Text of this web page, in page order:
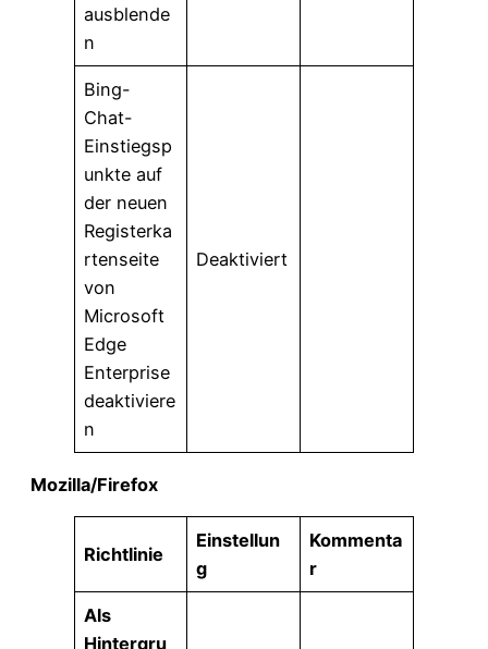
ausblende
n
Bing-
Chat-
Einstiegsp
unkte auf
der neuen
Registerka
rtenseite
von
Microsoft
Edge
Enterprise
deaktiviere
n
Deaktiviert
Mozilla/Firefox
Richtlinie
Einstellun
g
Kommenta
r
Als
Hintergru